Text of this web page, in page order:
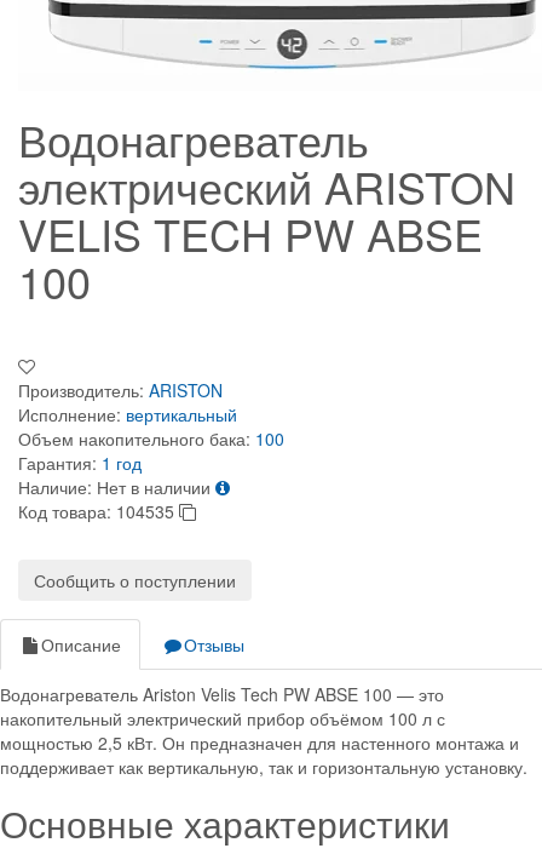
Водонагреватель
электрический ARISTON
VELIS TECH PW ABSE
100
Производитель: ARISTON
Исполнение: вертикальный
Объем накопительного бака: 100
Гарантия: 1 год
Наличие: Нет в наличии
Код товара: 104535
Сообщить о поступлении
Описание Отзывы
Водонагреватель Ariston Velis Tech PW ABSE 100 — это
накопительный электрический прибор объёмом 100 л с
мощностью 2,5 кВт. Он предназначен для настенного монтажа и
поддерживает как вертикальную, так и горизонтальную установку.
Основные характеристики